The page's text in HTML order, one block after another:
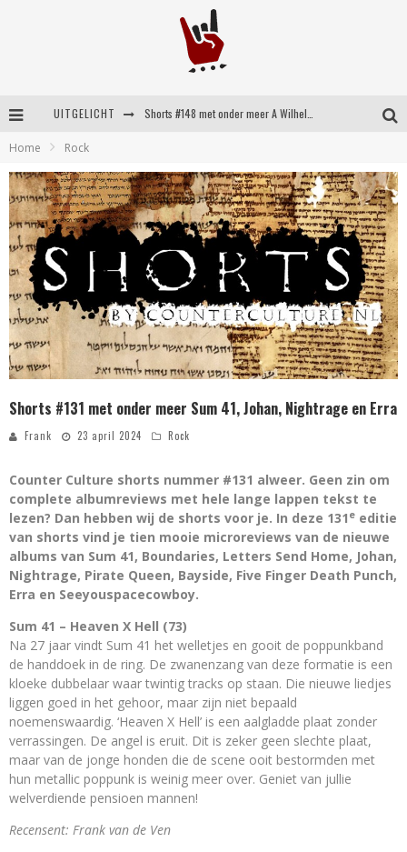
UITGELICHT
Britse emorockers van Basement maken tweede comeback met het indrukwekkende ‘Wired’
Shorts #149 met onder meer No Cure, Eva Under Fire, The Hu en Sleeping With Sirens
Home Rock
Shorts #131 met onder meer Sum 41, Johan, Nightrage en Erra
Frank 23 april 2024 Rock
Counter Culture shorts nummer #131 alweer. Geen zin om
complete albumreviews met hele lange lappen tekst te
lezen? Dan hebben wij de shorts voor je. In deze 131 e editie
van shorts vind je tien mooie microreviews van de nieuwe
albums van Sum 41, Boundaries, Letters Send Home, Johan,
Nightrage, Pirate Queen, Bayside, Five Finger Death Punch,
Erra en Seeyouspacecowboy.
Sum 41 – Heaven X Hell (73)
Na 27 jaar vindt Sum 41 het welletjes en gooit de poppunkband
de handdoek in de ring. De zwanenzang van deze formatie is een
kloeke dubbelaar waar twintig tracks op staan. Die nieuwe liedjes
liggen goed in het gehoor, maar zijn niet bepaald
noemenswaardig. ‘Heaven X Hell’ is een aalgladde plaat zonder
verrassingen. De angel is eruit. Dit is zeker geen slechte plaat,
maar van de jonge honden die de scene ooit bestormden met
hun metallic poppunk is weinig meer over. Geniet van jullie
welverdiende pensioen mannen!
Recensent: Frank van de Ven